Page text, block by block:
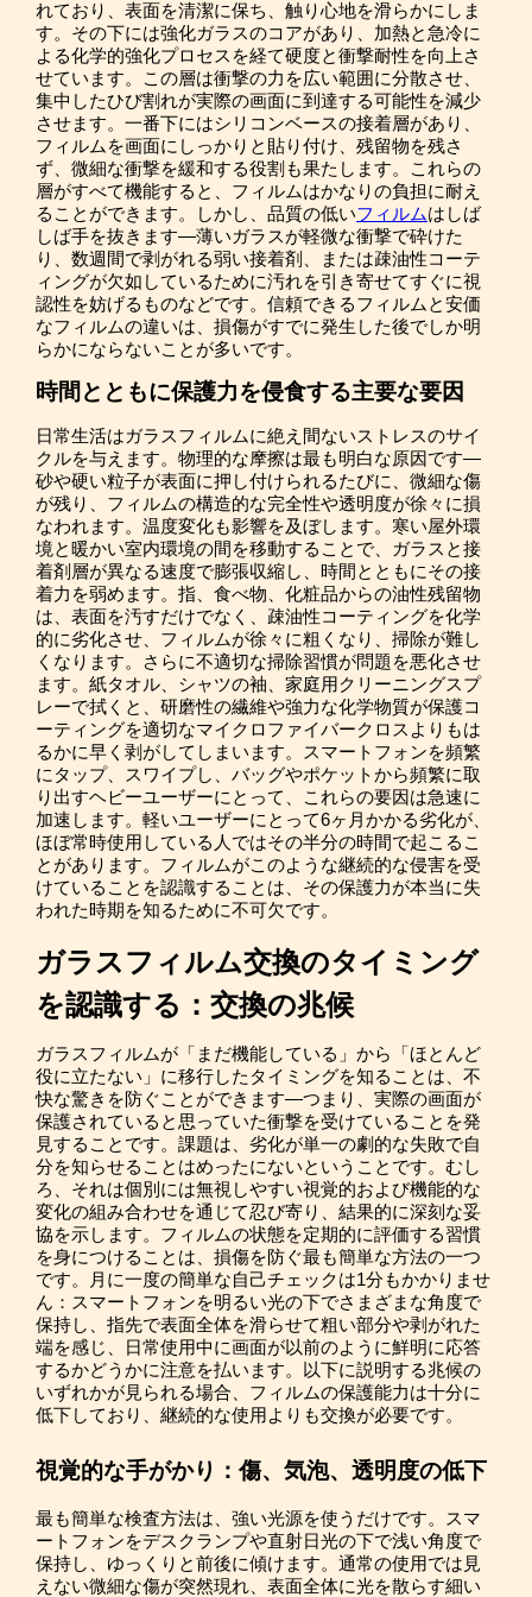
れており、表面を清潔に保ち、触り心地を滑らかにしま
す。その下には強化ガラスのコアがあり、加熱と急冷に
よる化学的強化プロセスを経て硬度と衝撃耐性を向上さ
せています。この層は衝撃の力を広い範囲に分散させ、
集中したひび割れが実際の画面に到達する可能性を減少
させます。一番下にはシリコンベースの接着層があり、
フィルムを画面にしっかりと貼り付け、残留物を残さ
ず、微細な衝撃を緩和する役割も果たします。これらの
層がすべて機能すると、フィルムはかなりの負担に耐え
ることができます。しかし、品質の低いフィルムはしば
しば手を抜きます—薄いガラスが軽微な衝撃で砕けた
り、数週間で剥がれる弱い接着剤、または疎油性コーテ
ィングが欠如しているために汚れを引き寄せてすぐに視
認性を妨げるものなどです。信頼できるフィルムと安価
なフィルムの違いは、損傷がすでに発生した後でしか明
らかにならないことが多いです。
時間とともに保護力を侵食する主要な要因
日常生活はガラスフィルムに絶え間ないストレスのサイ
クルを与えます。物理的な摩擦は最も明白な原因です—
砂や硬い粒子が表面に押し付けられるたびに、微細な傷
が残り、フィルムの構造的な完全性や透明度が徐々に損
なわれます。温度変化も影響を及ぼします。寒い屋外環
境と暖かい室内環境の間を移動することで、ガラスと接
着剤層が異なる速度で膨張収縮し、時間とともにその接
着力を弱めます。指、食べ物、化粧品からの油性残留物
は、表面を汚すだけでなく、疎油性コーティングを化学
的に劣化させ、フィルムが徐々に粗くなり、掃除が難し
くなります。さらに不適切な掃除習慣が問題を悪化させ
ます。紙タオル、シャツの袖、家庭用クリーニングスプ
レーで拭くと、研磨性の繊維や強力な化学物質が保護コ
ーティングを適切なマイクロファイバークロスよりもは
るかに早く剥がしてしまいます。スマートフォンを頻繁
にタップ、スワイプし、バッグやポケットから頻繁に取
り出すヘビーユーザーにとって、これらの要因は急速に
加速します。軽いユーザーにとって6ヶ月かかる劣化が、
ほぼ常時使用している人ではその半分の時間で起こるこ
とがあります。フィルムがこのような継続的な侵害を受
けていることを認識することは、その保護力が本当に失
われた時期を知るために不可欠です。
ガラスフィルム交換のタイミング
を認識する：交換の兆候
ガラスフィルムが「まだ機能している」から「ほとんど
役に立たない」に移行したタイミングを知ることは、不
快な驚きを防ぐことができます—つまり、実際の画面が
保護されていると思っていた衝撃を受けていることを発
見することです。課題は、劣化が単一の劇的な失敗で自
分を知らせることはめったにないということです。むし
ろ、それは個別には無視しやすい視覚的および機能的な
変化の組み合わせを通じて忍び寄り、結果的に深刻な妥
協を示します。フィルムの状態を定期的に評価する習慣
を身につけることは、損傷を防ぐ最も簡単な方法の一つ
です。月に一度の簡単な自己チェックは1分もかかりませ
ん：スマートフォンを明るい光の下でさまざまな角度で
保持し、指先で表面全体を滑らせて粗い部分や剥がれた
端を感じ、日常使用中に画面が以前のように鮮明に応答
するかどうかに注意を払います。以下に説明する兆候の
いずれかが見られる場合、フィルムの保護能力は十分に
低下しており、継続的な使用よりも交換が必要です。
視覚的な手がかり：傷、気泡、透明度の低下
最も簡単な検査方法は、強い光源を使うだけです。スマ
ートフォンをデスクランプや直射日光の下で浅い角度で
保持し、ゆっくりと前後に傾けます。通常の使用では見
えない微細な傷が突然現れ、表面全体に光を散らす細い